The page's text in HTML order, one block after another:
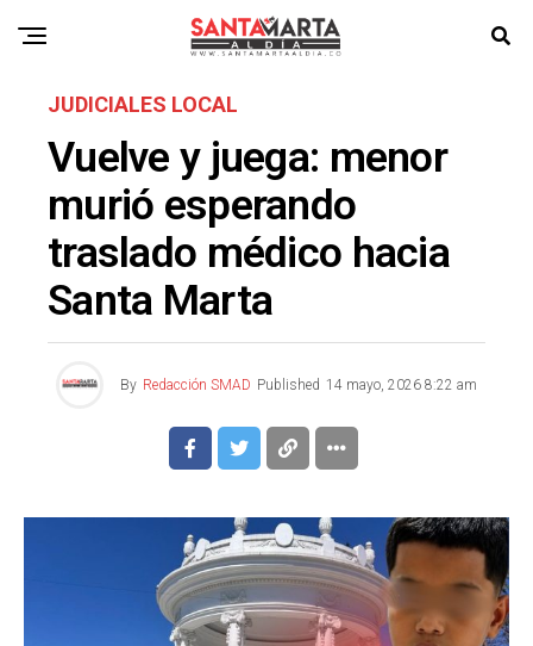
JUDICIALES LOCAL
Vuelve y juega: menor
murió esperando
traslado médico hacia
Santa Marta
By Redacción SMAD Published 14 mayo, 2026 8:22 am